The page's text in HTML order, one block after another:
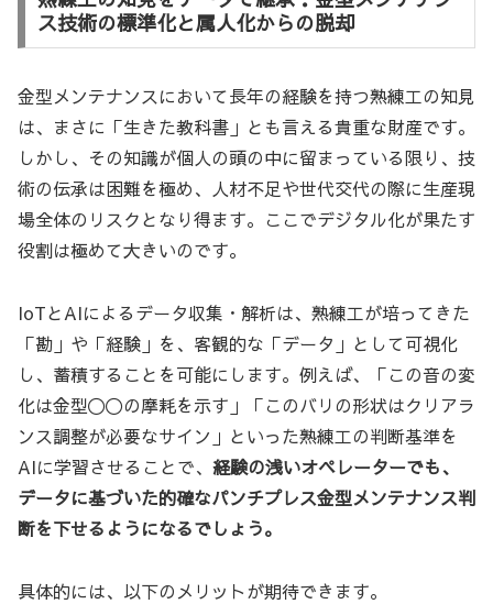
ス技術の標準化と属人化からの脱却
金型メンテナンスにおいて長年の経験を持つ熟練工の知見
は、まさに「生きた教科書」とも言える貴重な財産です。
しかし、その知識が個人の頭の中に留まっている限り、技
術の伝承は困難を極め、人材不足や世代交代の際に生産現
場全体のリスクとなり得ます。ここでデジタル化が果たす
役割は極めて大きいのです。
IoTとAIによるデータ収集・解析は、熟練工が培ってきた
「勘」や「経験」を、客観的な「データ」として可視化
し、蓄積することを可能にします。例えば、「この音の変
化は金型〇〇の摩耗を示す」「このバリの形状はクリアラ
ンス調整が必要なサイン」といった熟練工の判断基準を
AIに学習させることで、 経験の浅いオペレーターでも、
データに基づいた的確なパンチプレス金型メンテナンス判
断を下せるようになるでしょう。
具体的には、以下のメリットが期待できます。